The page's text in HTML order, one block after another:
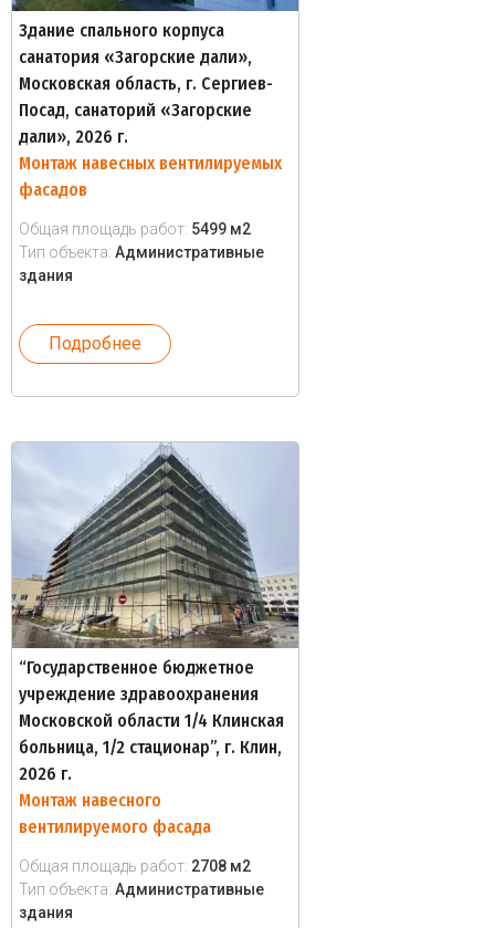
Здание спального корпуса
санатория «Загорские дали»,
Московская область, г. Сергиев-
Посад, санаторий «Загорские
дали», 2026 г.
Монтаж навесных вентилируемых
фасадов
Общая площадь работ: 5499 м2
Тип объекта: Административные
здания
Подробнее
“Государственное бюджетное
учреждение здравоохранения
Московской области 1/4 Клинская
больница, 1/2 стационар”, г. Клин,
2026 г.
Монтаж навесного
вентилируемого фасада
Общая площадь работ: 2708 м2
Тип объекта: Административные
здания